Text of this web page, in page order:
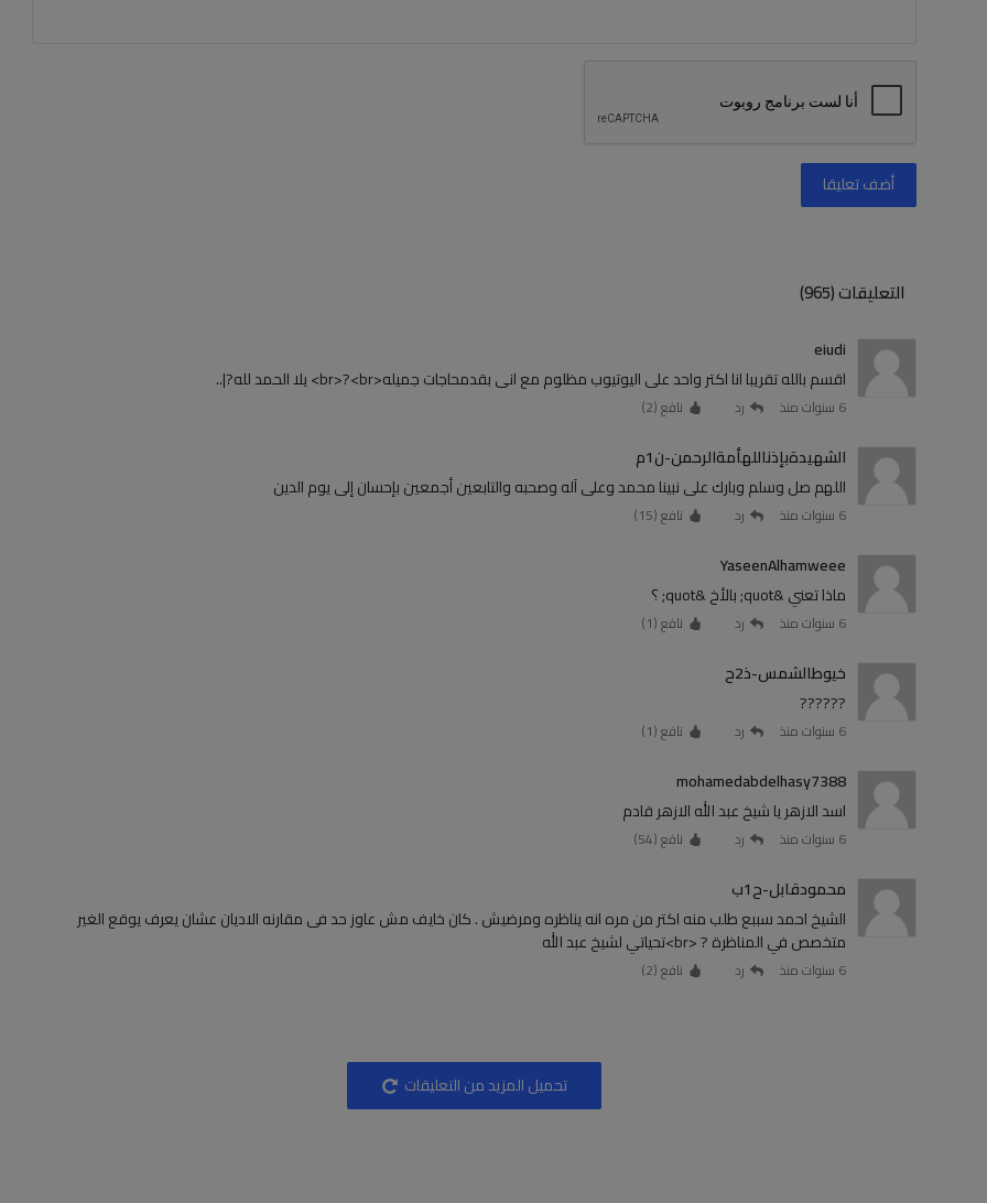
أضف تعليقا
التعليقات (965)
eiudi
اقسم بالله تقريبا انا اكتر واحد على اليوتيوب مظلوم مع انى بقدمحاجات جميله<br>?<br> يلا الحمد لله?|..
6 سنوات منذ رد نافع (2
)
الشهيدةبإذناللهأمةالرحمن-ن1م
اللهم صل وسلم وبارك على نبينا محمد وعلى آله وصحبه والتابعين أجمعين بإحسان إلى يوم الدين
6 سنوات منذ رد نافع (15
)
YaseenAlhamweee
ماذا تعني &quot; بالأخ &quot; ؟
6 سنوات منذ رد نافع (1
)
خيوطالشمس-ذ2ح
??????
6 سنوات منذ رد نافع (1
)
mohamedabdelhasy7388
اسد الازهر يا شيخ عبد الله الازهر قادم
6 سنوات منذ رد نافع (54
)
محمودقابل-ح1ب
الشيخ احمد سببع طلب منه اكتر من مره انه يناظره ومرضيش . كان خايف مش عاوز حد فى مقارنه الاديان عشان يعرف يوقع الغير
متخصص في المناظرة ? <br>تحياتي لشيخ عبد الله
6 سنوات منذ رد نافع (2
)
تحميل المزيد من التعليقات